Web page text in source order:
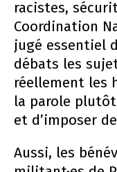
racistes,
Coordination
jugé essentiel
débats les
réellement les
la parole
et d’imposer
Aussi, les